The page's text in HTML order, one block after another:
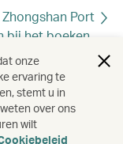
Port
bij het boeken
en
boeken op
onze
ervaring te
stemt u in
over ons
wilt